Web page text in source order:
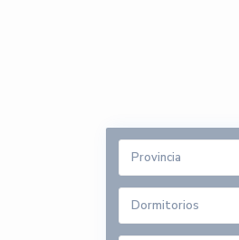
Provincia
Dormitorios